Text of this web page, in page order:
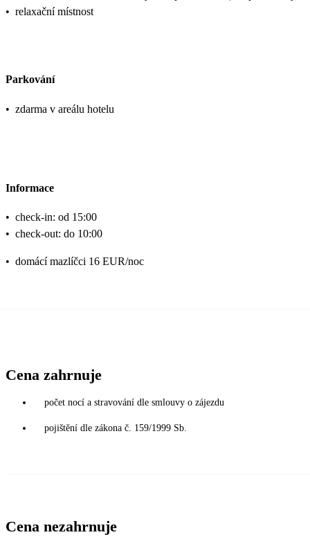
• relaxační místnost
Parkování
• zdarma v areálu hotelu
Informace
• check-in: od 15:00
• check-out: do 10:00
• domácí mazlíčci 16 EUR/noc
Cena zahrnuje
počet nocí a stravování dle smlouvy o zájezdu
pojištění dle zákona č. 159/1999 Sb.
Cena nezahrnuje